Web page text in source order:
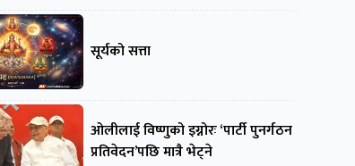
सूर्यको सत्ता
ओलीलाई विष्णुको इग्नोरः ‘पार्टी पुनर्गठन
प्रतिवेदन’पछि मात्रै भेट्ने